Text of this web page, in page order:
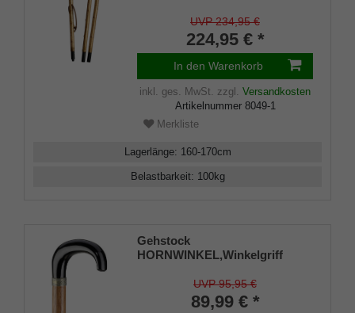
UVP 234,95 €
224,95 € *
In den Warenkorb
inkl. ges. MwSt. zzgl. Versandkosten
Artikelnummer 8049-1
Merkliste
Lagerlänge: 160-170cm
Belastbarkeit: 100kg
Gehstock
HORNWINKEL,Winkelgriff
Bubingaholz, 96 cm
UVP 95,95 €
89,99 € *